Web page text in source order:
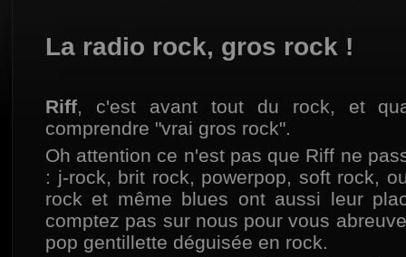
La radio rock, gros rock !
Riff , c'est avant tout du rock, et
comprendre "vrai gros rock".
Oh attention ce n'est pas que Riff ne
: j-rock, brit rock, powerpop, soft rock,
rock et même blues ont aussi leur
comptez pas sur nous pour vous
pop gentillette déguisée en rock.